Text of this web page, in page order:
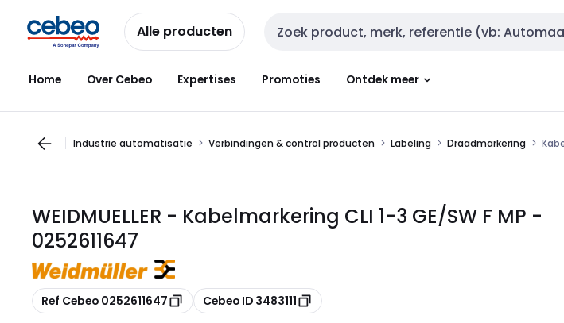
naar
navigatie
naar
inhoud
Alle producten Zoekveld invoer
Home Over Cebeo Expertises Promoties Ontdek meer
Industrie automatisatie Verbindingen & control producten Labeling Draadmarkering
WEIDMUELLER - Kabelmarkering CLI 1-3 GE/SW F MP -
0252611647
Kopiëren
Ref Cebeo 0252611647 Kopiëren
Cebeo ID 3483111